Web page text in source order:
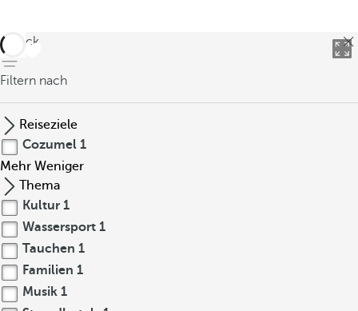
zurück
Filtern nach
Reiseziele
Cozumel 1
Mehr Weniger
Thema
Kultur 1
Wassersport 1
Tauchen 1
Familien 1
Musik 1